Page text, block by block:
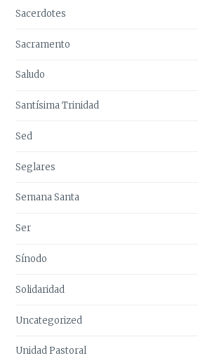
Sacerdotes
Sacramento
Saludo
Santísima Trinidad
Sed
Seglares
Semana Santa
Ser
Sínodo
Solidaridad
Uncategorized
Unidad Pastoral